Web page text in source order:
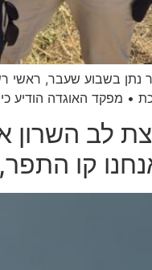
נתן בשבוע שעבר, ראשי
• מפקד האוגדה הודיע
לב השרון
קו